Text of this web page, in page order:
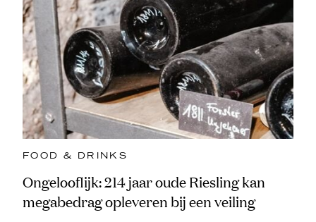
FOOD & DRINKS
Ongelooflijk: 214 jaar oude Riesling kan
megabedrag opleveren bij een veiling